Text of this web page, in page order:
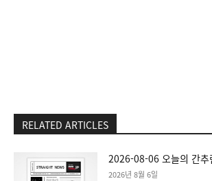
RELATED ARTICLES
2026-08-06 오늘의 간추
2026년 8월 6일